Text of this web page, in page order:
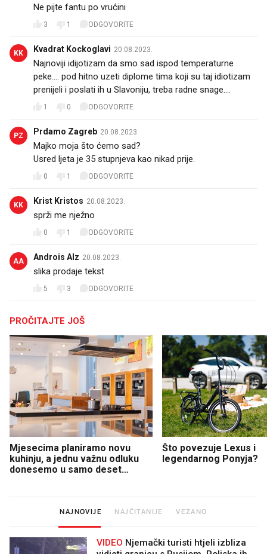
Ne pijte fantu po vrućini
3 1 ODGOVORITE
KK Kvadrat Kockoglavi 20.08.2023.
Najnoviji idijotizam da smo sad ispod temperaturne
peke.... pod hitno uzeti diplome tima koji su taj idiotizam
prenijeli i poslati ih u Slavoniju, treba radne snage....
1 0 ODGOVORITE
PZ Prdamo Zagreb 20.08.2023.
Majko moja što ćemo sad?
Usred ljeta je 35 stupnjeva kao nikad prije. 🤔🤦😅
0 1 ODGOVORITE
KK Krist Kristos 20.08.2023.
sprži me nježno
0 1 ODGOVORITE
AA Androis Alz 20.08.2023.
slika prodaje tekst
5 3 ODGOVORITE
PROČITAJTE JOŠ
Mjesecima planiramo novu
kuhinju, a jednu važnu odluku
donesemo u samo deset
Što povezuje Lexus i
legendarnog Ponyja?
NAJNOVIJE NAJČITANIJE VEZANO
VIDEO